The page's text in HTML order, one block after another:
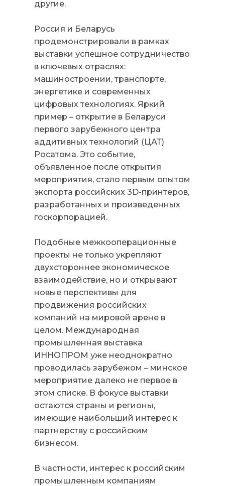
другие.
Россия и Беларусь
продемонстрировали в рамках
выставки успешное сотрудничество
в ключевых отраслях:
машиностроении, транспорте,
энергетике и современных
цифровых технологиях. Яркий
пример – открытие в Беларуси
первого зарубежного центра
аддитивных технологий (ЦАТ)
Росатома. Это событие,
объявленное после открытия
мероприятия, стало первым опытом
экспорта российских 3D-принтеров,
разработанных и произведенных
госкорпорацией.
Подобные межкооперационные
проекты не только укрепляют
двухстороннее экономическое
взаимодействие, но и открывают
новые перспективы для
продвижения российских
компаний на мировой арене в
целом. Международная
промышленная выставка
ИННОПРОМ уже неоднократно
проводилась зарубежом – минское
мероприятие далеко не первое в
этом списке. В фокусе выставки
остаются страны и регионы,
имеющие наибольший интерес к
партнерству с российским
бизнесом.
В частности, интерес к российским
промышленным компаниям